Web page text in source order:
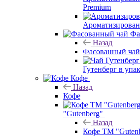
Premium
Назад
Фасованный чай
Гутенберг в
Кофе
Назад
Кофе
"Gutenberg"
Назад
Кофе ТМ